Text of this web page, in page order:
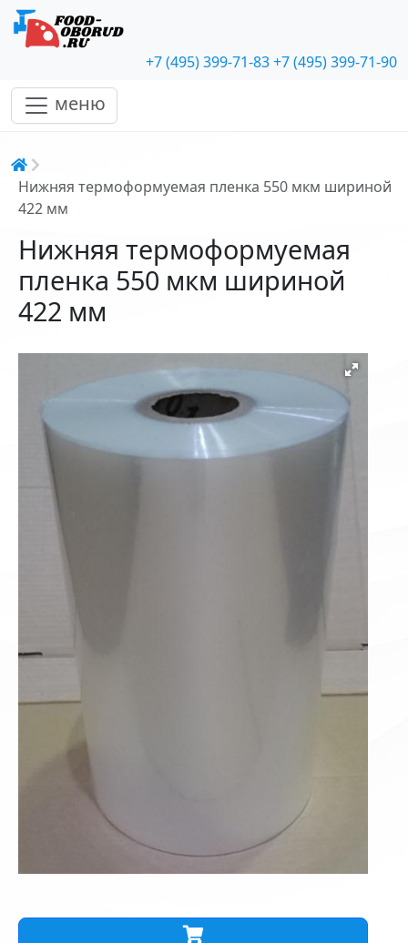
+7 (495) 399-71-83+7 (495) 399-71-90
меню
Строка навигации
Нижняя термоформуемая пленка 550 мкм шириной
422 мм
Нижняя термоформуемая
пленка 550 мкм шириной
422 мм